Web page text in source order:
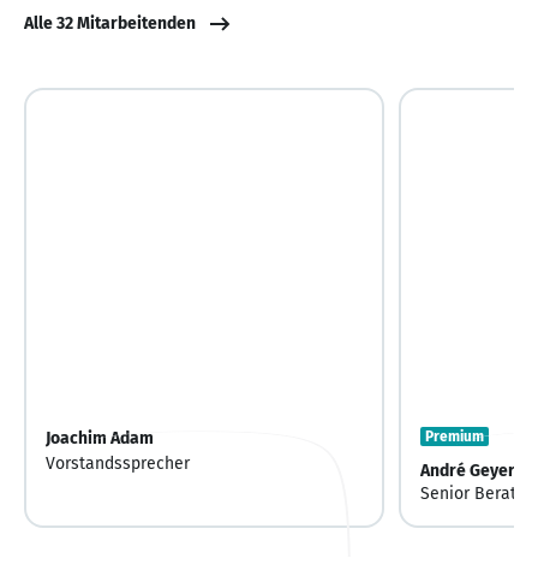
Alle 32 Mitarbeitenden
Joachim Adam
Vorstandssprecher
Premium
André Geyer
Senior Berater